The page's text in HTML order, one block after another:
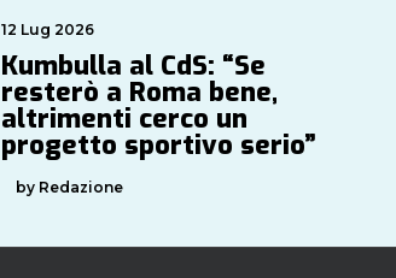
12 Lug 2026
Kumbulla al CdS: “Se
resterò a Roma bene,
altrimenti cerco un
progetto sportivo serio”
by Redazione